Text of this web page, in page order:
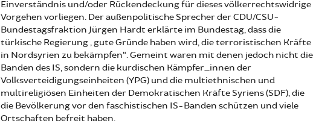
Einverständnis und/oder Rückendeckung für dieses völkerrechtswidrige
Vorgehen vorliegen. Der außenpolitische Sprecher der CDU/CSU-
Bundestagsfraktion Jürgen Hardt erklärte im Bundestag, dass die
türkische Regierung „gute Gründe haben wird, die terroristischen Kräfte
in Nordsyrien zu bekämpfen“. Gemeint waren mit denen jedoch nicht die
Banden des IS, sondern die kurdischen Kämpfer_innen der
Volksverteidigungseinheiten (YPG) und die multiethnischen und
multireligiösen Einheiten der Demokratischen Kräfte Syriens (SDF), die
die Bevölkerung vor den faschistischen IS-Banden schützen und viele
Ortschaften befreit haben.